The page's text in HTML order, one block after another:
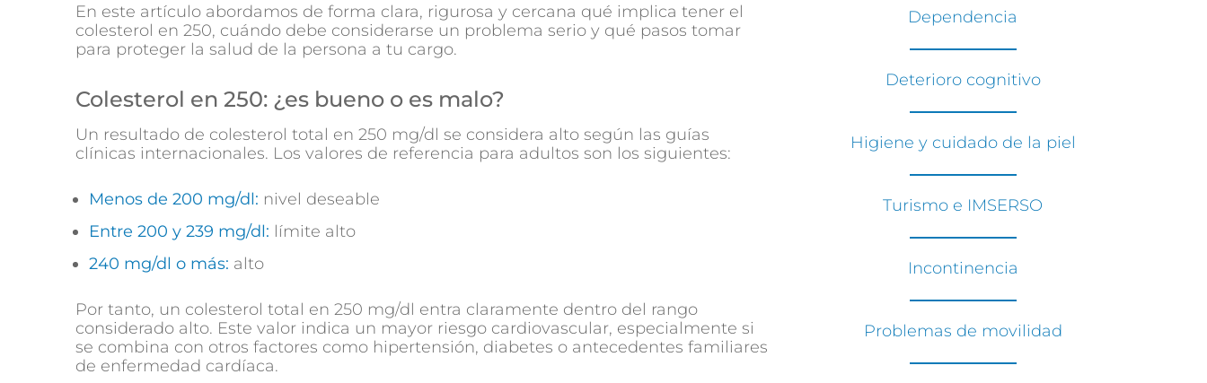
En este artículo abordamos de forma clara, rigurosa y cercana qué implica tener el
colesterol en 250, cuándo debe considerarse un problema serio y qué pasos tomar
para proteger la salud de la persona a tu cargo.
Colesterol en 250: ¿es bueno o es malo?
Un resultado de colesterol total en 250 mg/dl se considera alto según las guías
clínicas internacionales. Los valores de referencia para adultos son los siguientes:
Menos de 200 mg/dl: nivel deseable
Entre 200 y 239 mg/dl: límite alto
240 mg/dl o más: alto
Por tanto, un colesterol total en 250 mg/dl entra claramente dentro del rango
considerado alto. Este valor indica un mayor riesgo cardiovascular, especialmente si
se combina con otros factores como hipertensión, diabetes o antecedentes familiares
de enfermedad cardíaca.
Dependencia
Deterioro cognitivo
Higiene y cuidado de la piel
Turismo e IMSERSO
Incontinencia
Problemas de movilidad